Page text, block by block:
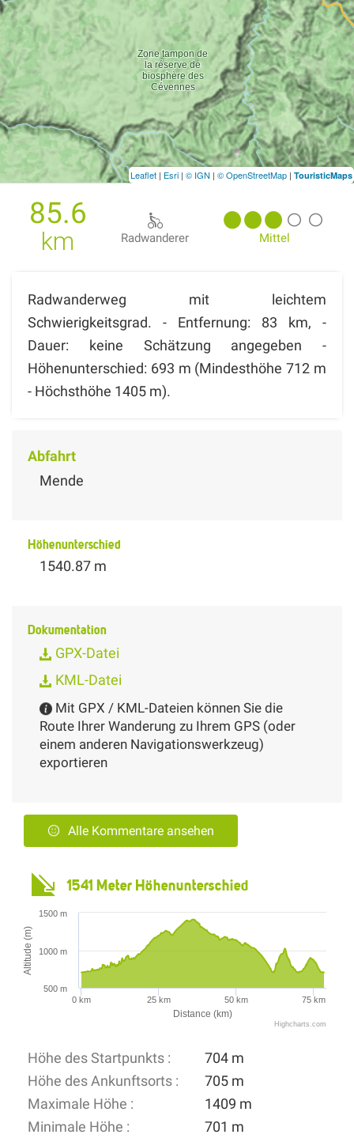
85.6
km Radwanderer Mittel
Radwanderweg mit leichtem
Schwierigkeitsgrad. - Entfernung: 83 km, -
Dauer: keine Schätzung angegeben -
Höhenunterschied: 693 m (Mindesthöhe 712 m
- Höchsthöhe 1405 m).
Abfahrt
Mende
Höhenunterschied
1540.87 m
Dokumentation
GPX-Datei
KML-Datei
Mit GPX / KML-Dateien können Sie die
Route Ihrer Wanderung zu Ihrem GPS (oder
einem anderen Navigationswerkzeug)
exportieren
Alle Kommentare ansehen
1541 Meter Höhenunterschied
Distance (km)
Altitude (m)
0 km 25 km 50 km 75 km
500 m
1000 m
1500 m
Highcharts.com
Höhe des Startpunkts :
704 m
Höhe des Ankunftsorts :
705 m
Maximale Höhe :
1409 m
Minimale Höhe :
701 m
Leaflet | Esri | © IGN | © OpenStreetMap | TouristicMaps